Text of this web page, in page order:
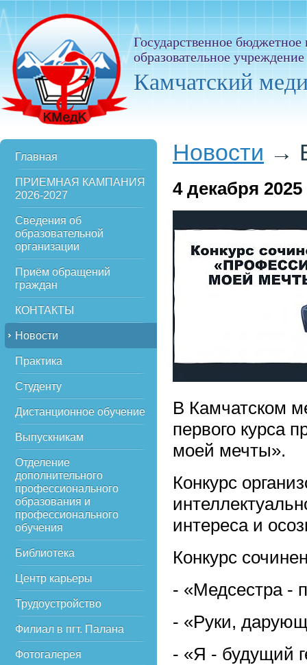
Государственное
образовательное
Камчатский
Главная
ПРИЕМНАЯ КАМПАНИЯ
2026-2027
Сведения об
образовательной
организации
Приём обращений
граждан
КОНТАКТЫ
Новости
Практика
Студенту
Дистанционное обучение
Выпускникам
Отделение
дополнительного
профессионального
образования и
профессионального
обучения
Библиотека
Центр карьеры
Трудоустройство
Филиал в пгт. Палана
Фотогалерея
Новости →
4декабря 2025
В Камчатском
первого курса
моей мечты».
Конкурс
интереса и
Конкурс
- «Медсестра -
- «Руки,
- «Я - будущий